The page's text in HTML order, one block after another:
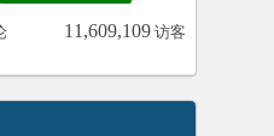
11,609,109 访客